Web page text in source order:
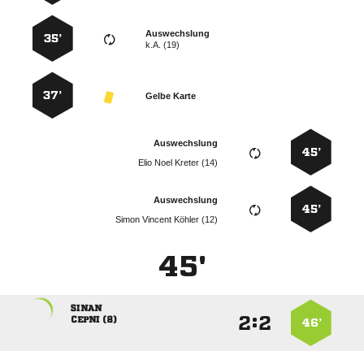
Auswechslung
k.A. (19)
35’
Gelbe Karte
37’
45’
Auswechslung
   
45’
Auswechslung
   
45'
46’
:

 